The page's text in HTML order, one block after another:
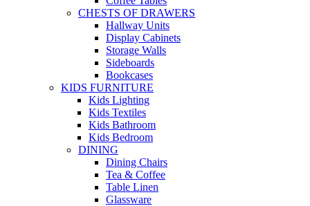
CHESTS OF DRAWERS
Hallway Units
Display Cabinets
Storage Walls
Sideboards
Bookcases
KIDS FURNITURE
Kids Lighting
Kids Textiles
Kids Bathroom
Kids Bedroom
DINING
Dining Chairs
Tea & Coffee
Table Linen
Glassware